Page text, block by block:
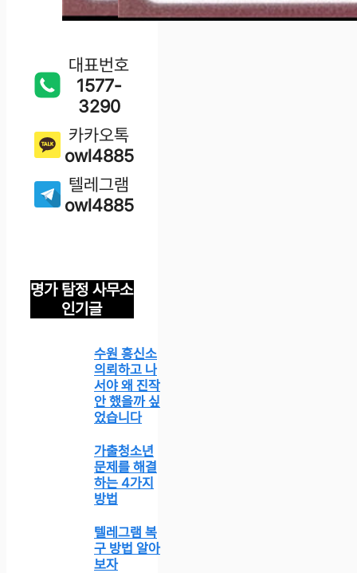
대표번호
1577-
3290
카카오톡
owl4885
텔레그램
owl4885
명가 탐정 사무소
인기글
수원 흥신소
의뢰하고 나
서야 왜 진작
안 했을까 싶
었습니다
가출청소년
문제를 해결
하는 4가지
방법
텔레그램 복
구 방법 알아
보자